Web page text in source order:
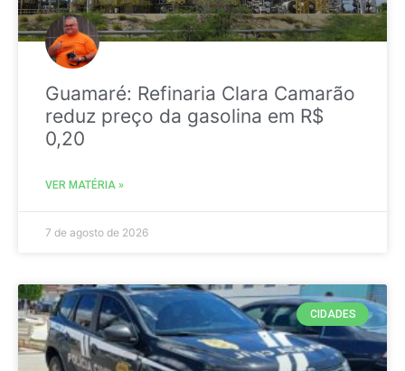
Guamaré: Refinaria Clara Camarão
reduz preço da gasolina em R$
0,20
VER MATÉRIA »
7 de agosto de 2026
CIDADES